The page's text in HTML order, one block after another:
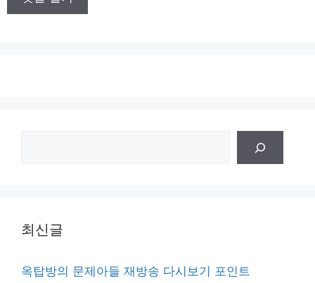
최신글
옥탑방의 문제아들 재방송 다시보기 포인트